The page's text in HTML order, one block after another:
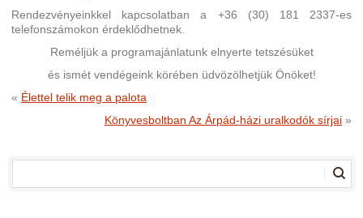
Rendezvényeinkkel kapcsolatban a +36 (30) 181 2337-es
telefonszámokon érdeklődhetnek.
Reméljük a programajánlatunk elnyerte tetszésüket
és ismét vendégeink körében üdvözölhetjük Önöket!
« Élettel telik meg a palota
Könyvesboltban Az Árpád-házi uralkodók sírjai »